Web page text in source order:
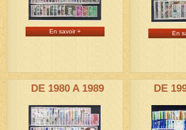
En savoir + En
DE 1980 A 1989 DE